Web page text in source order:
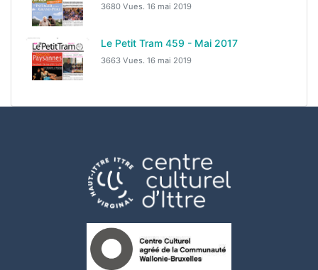
3680 Vues. 16 mai 2019
Le Petit Tram 459 - Mai 2017
3663 Vues. 16 mai 2019